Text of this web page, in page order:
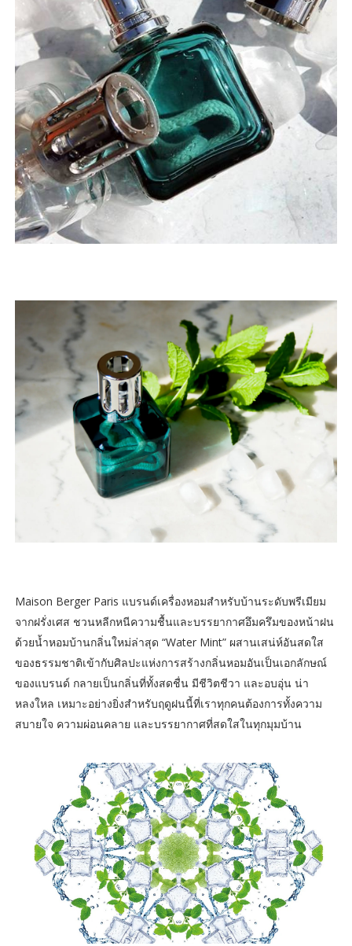
Maison Berger Paris แบรนด์เครื่องหอมสำหรับบ้านระดับพรีเมียม
จากฝรั่งเศส ชวนหลีกหนีความชื้นและบรรยากาศอึมครึมของหน้าฝน
ด้วยน้ำหอมบ้านกลิ่นใหม่ล่าสุด “Water Mint” ผสานเสน่ห์อันสดใส
ของธรรมชาติเข้ากับศิลปะแห่งการสร้างกลิ่นหอมอันเป็นเอกลักษณ์
ของแบรนด์ กลายเป็นกลิ่นที่ทั้งสดชื่น มีชีวิตชีวา และอบอุ่น น่า
หลงใหล เหมาะอย่างยิ่งสำหรับฤดูฝนนี้ที่เราทุกคนต้องการทั้งความ
สบายใจ ความผ่อนคลาย และบรรยากาศที่สดใสในทุกมุมบ้าน